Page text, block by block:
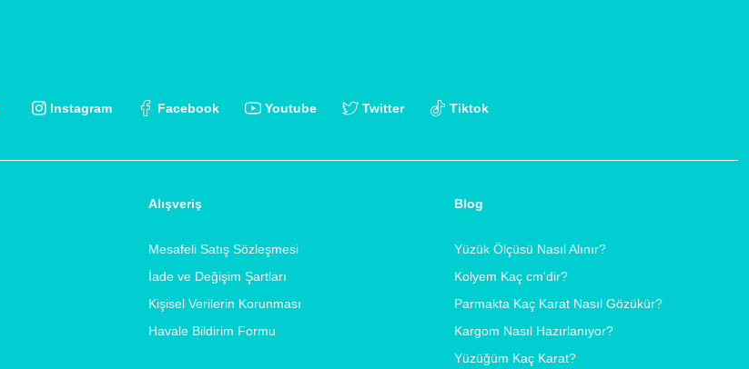
Instagram Facebook Youtube Twitter Tiktok
Alışveriş
Mesafeli Satış Sözleşmesi
İade ve Değişim Şartları
Kişisel Verilerin Korunması
Havale Bildirim Formu
Blog
Yüzük Ölçüsü Nasıl Alınır?
Kolyem Kaç cm'dir?
Parmakta Kaç Karat Nasıl Gözükür?
Kargom Nasıl Hazırlanıyor?
Yüzüğüm Kaç Karat?